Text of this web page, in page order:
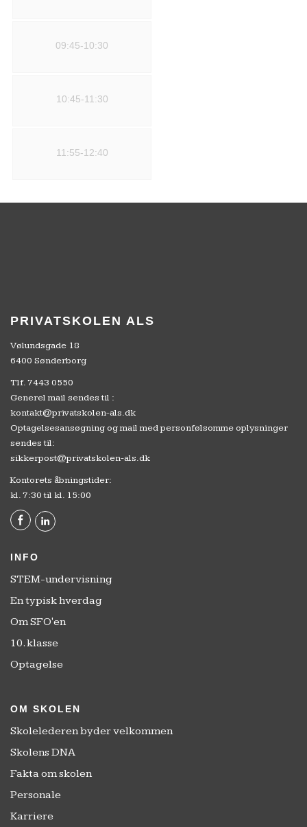
09:45-10:30
10:45-11:30
11:55-12:40
PRIVATSKOLEN ALS
Vølundsgade 18
6400 Sønderborg
Tlf.7443 0550
Generel mail sendes til :
kontakt@privatskolen-als.dk
Optagelsesansøgning og mail med personfølsomme oplysninger
sendes til:
sikkerpost@privatskolen-als.dk
Kontorets åbningstider:
kl. 7:30 til kl. 15:00
INFO
STEM-undervisning
En typisk hverdag
Om SFO'en
10. klasse
Optagelse
OM SKOLEN
Skolelederen byder velkommen
Skolens DNA
Fakta om skolen
Personale
Karriere